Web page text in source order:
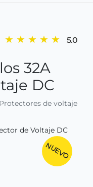
★ ★ ★ ★ ★ 5.0
32A
DC
Protectores de voltaje
NUEVO